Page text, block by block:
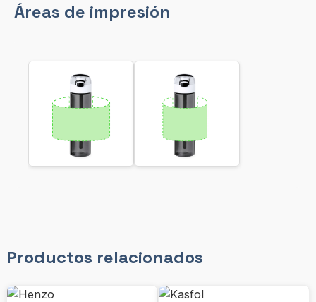
Áreas de impresión
Productos relacionados